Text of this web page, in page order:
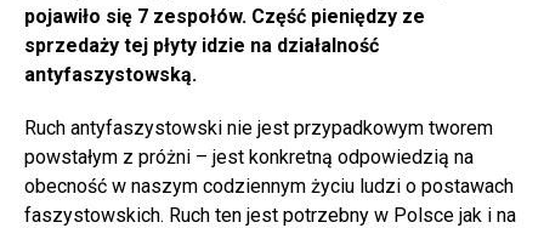
pojawiło się 7 zespołów. Część pieniędzy ze
sprzedaży tej płyty idzie na działalność
antyfaszystowską.
Ruch antyfaszystowski nie jest przypadkowym tworem
powstałym z próżni – jest konkretną odpowiedzią na
obecność w naszym codziennym życiu ludzi o postawach
faszystowskich. Ruch ten jest potrzebny w Polsce jak i na